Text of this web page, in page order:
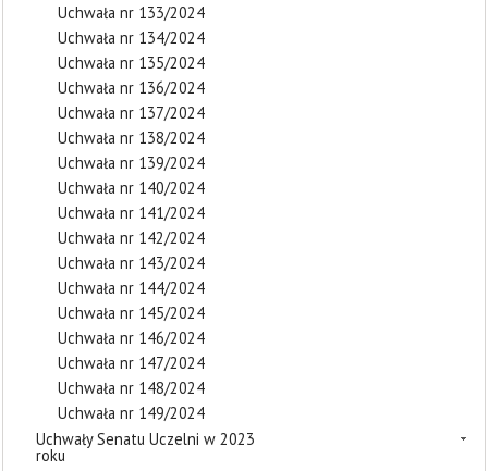
Uchwała nr 133/2024
Uchwała nr 134/2024
Uchwała nr 135/2024
Uchwała nr 136/2024
Uchwała nr 137/2024
Uchwała nr 138/2024
Uchwała nr 139/2024
Uchwała nr 140/2024
Uchwała nr 141/2024
Uchwała nr 142/2024
Uchwała nr 143/2024
Uchwała nr 144/2024
Uchwała nr 145/2024
Uchwała nr 146/2024
Uchwała nr 147/2024
Uchwała nr 148/2024
Uchwała nr 149/2024
Uchwały Senatu Uczelni w 2023
roku